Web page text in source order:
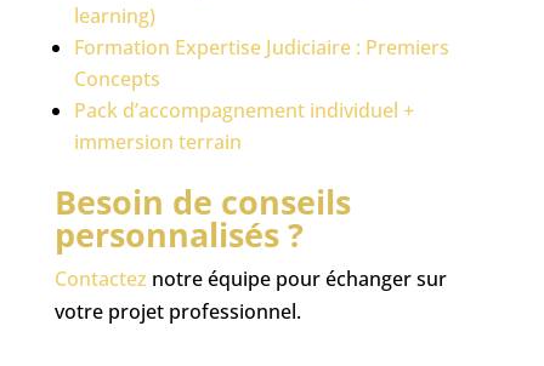
learning)
Formation Expertise Judiciaire : Premiers
Concepts
Pack d’accompagnement individuel +
immersion terrain
Besoin de conseils
personnalisés ?
Contactez notre équipe pour échanger sur
votre projet professionnel.